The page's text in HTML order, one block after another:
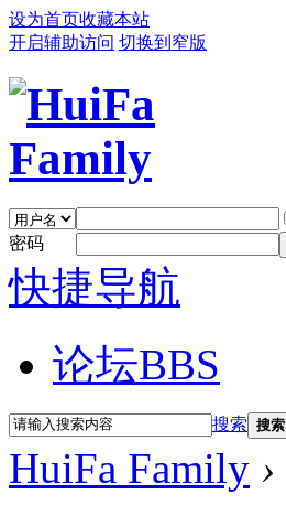
设为首页收藏本站
开启辅助访问 切换到窄版
密码
快捷导航
论坛BBS
搜索 搜索
HuiFa Family ›